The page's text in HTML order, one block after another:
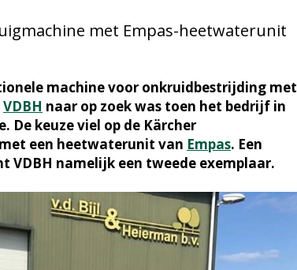
met Empas-heetwaterunit
machine voor onkruidbestrijding met
VDBH naar op zoek was toen het bedrijf in
De keuze viel op de Kärcher
een heetwaterunit van Empas. Een
VDBH namelijk een tweede exemplaar.